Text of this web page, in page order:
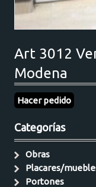
Art 3012
Modena
Hacer pedido
Categorías
Obras
Placares/
Portones